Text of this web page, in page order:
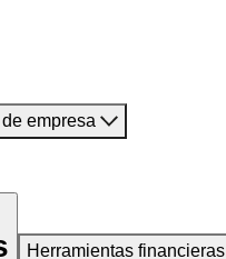
empresa
Herramientas financieras